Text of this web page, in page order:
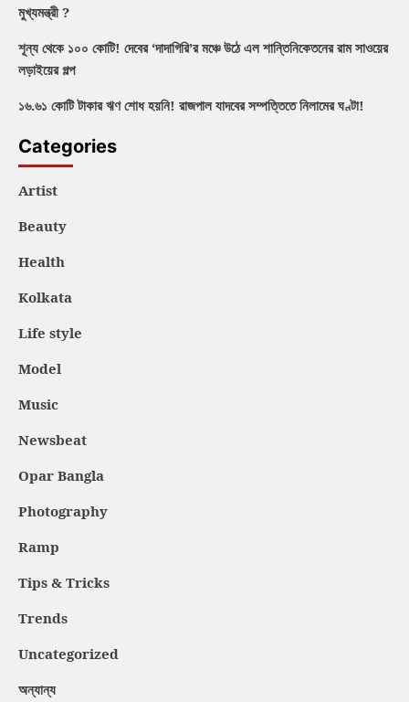
মুখ্যমন্ত্রী ?
শূন্য থেকে ১০০ কোটি! দেবের ‘দাদাগিরি’র মঞ্চে উঠে এল শান্তিনিকেতনের রাম সাওয়ের
লড়াইয়ের গল্প
১৬.৬১ কোটি টাকার ঋণ শোধ হয়নি! রাজপাল যাদবের সম্পত্তিতে নিলামের ঘণ্টা!
Categories
Artist
Beauty
Health
Kolkata
Life style
Model
Music
Newsbeat
Opar Bangla
Photography
Ramp
Tips & Tricks
Trends
Uncategorized
অন্যান্য